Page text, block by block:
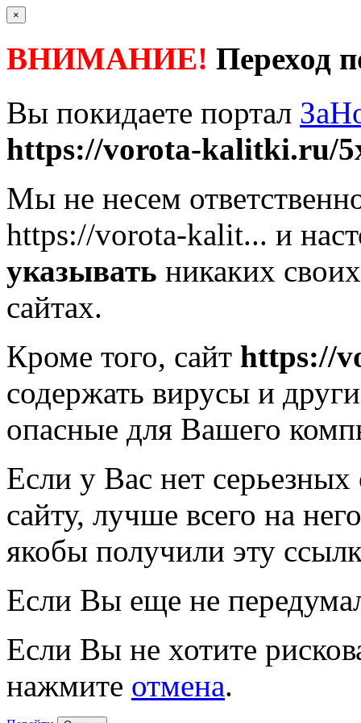
×
ВНИМАНИЕ! Переход
Вы покидаете портал
https://vorota-kalitki.ru/
Мы не несем
https://vorota-kalit... и
указывать никаких
сайтах.
Кроме того, сайт https://
содержать вирусы и
опасные для Вашего
Если у Вас нет
сайту, лучше всего на
якобы получили эту
Если Вы еще не
Если Вы не хотите
нажмите отмена.